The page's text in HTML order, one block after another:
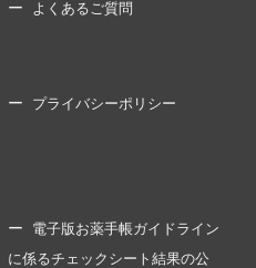
よくあるご質問
プライバシーポリシー
電子版お薬手帳ガイドライン
に係るチェックシート結果の公